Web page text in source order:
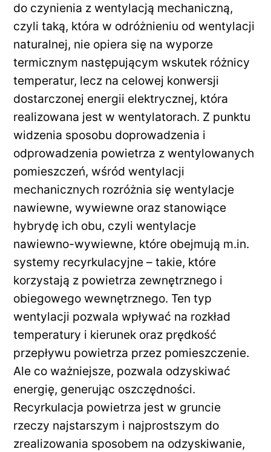
do czynienia z wentylacją mechaniczną,
czyli taką, która w odróżnieniu od wentylacji
naturalnej, nie opiera się na wyporze
termicznym następującym wskutek różnicy
temperatur, lecz na celowej konwersji
dostarczonej energii elektrycznej, która
realizowana jest w wentylatorach. Z punktu
widzenia sposobu doprowadzenia i
odprowadzenia powietrza z wentylowanych
pomieszczeń, wśród wentylacji
mechanicznych rozróżnia się wentylacje
nawiewne, wywiewne oraz stanowiące
hybrydę ich obu, czyli wentylacje
nawiewno-wywiewne, które obejmują m.in.
systemy recyrkulacyjne – takie, które
korzystają z powietrza zewnętrznego i
obiegowego wewnętrznego. Ten typ
wentylacji pozwala wpływać na rozkład
temperatury i kierunek oraz prędkość
przepływu powietrza przez pomieszczenie.
Ale co ważniejsze, pozwala odzyskiwać
energię, generując oszczędności.
Recyrkulacja powietrza jest w gruncie
rzeczy najstarszym i najprostszym do
zrealizowania sposobem na odzyskiwanie,